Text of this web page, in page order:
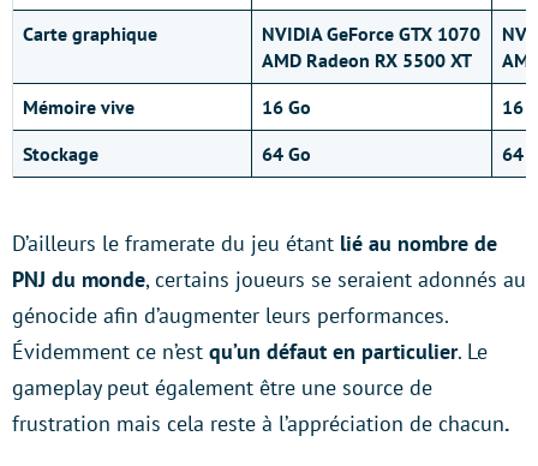
Carte graphique
NVIDIA GeForce GTX 1070
AMD Radeon RX 5500 XT
Mémoire vive
16 Go
16
Stockage
64 Go 64
D’ailleurs le framerate du jeu étant lié au nombre de
PNJ du monde, certains joueurs se seraient adonnés au
génocide afin d’augmenter leurs performances.
Évidemment ce n’est qu’un défaut en particulier. Le
gameplay peut également être une source de
frustration mais cela reste à l’appréciation de chacun.